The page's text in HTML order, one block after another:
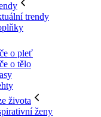
trendy
o pleť
o tělo
života
ženy